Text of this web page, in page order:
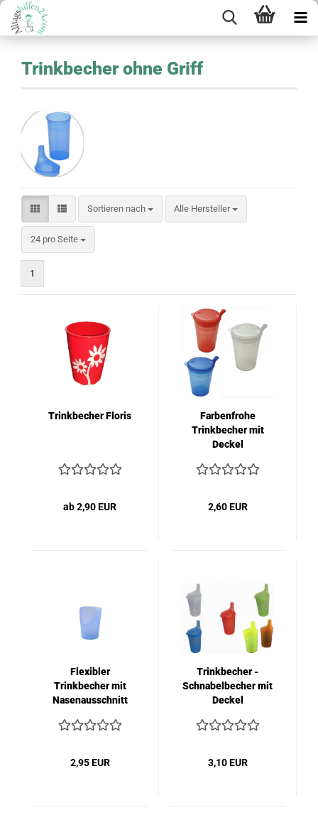
Trinkbecher ohne Griff
Sortieren nach
Sortieren nach Alle Hersteller
24 pro Seite
pro Seite
1
Trinkbecher Floris
ab 2,90 EUR
Farbenfrohe
Trinkbecher mit
Deckel
2,60 EUR
Flexibler
Trinkbecher mit
Nasenausschnitt
2,95 EUR
Trinkbecher -
Schnabelbecher mit
Deckel
3,10 EUR